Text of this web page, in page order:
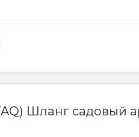
Шланг садовый